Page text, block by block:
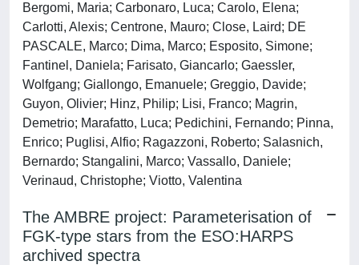
Bergomi, Maria; Carbonaro, Luca; Carolo, Elena;
Carlotti, Alexis; Centrone, Mauro; Close, Laird; DE
PASCALE, Marco; Dima, Marco; Esposito, Simone;
Fantinel, Daniela; Farisato, Giancarlo; Gaessler,
Wolfgang; Giallongo, Emanuele; Greggio, Davide;
Guyon, Olivier; Hinz, Philip; Lisi, Franco; Magrin,
Demetrio; Marafatto, Luca; Pedichini, Fernando; Pinna,
Enrico; Puglisi, Alfio; Ragazzoni, Roberto; Salasnich,
Bernardo; Stangalini, Marco; Vassallo, Daniele;
Verinaud, Christophe; Viotto, Valentina
The AMBRE project: Parameterisation of
FGK-type stars from the ESO:HARPS
archived spectra